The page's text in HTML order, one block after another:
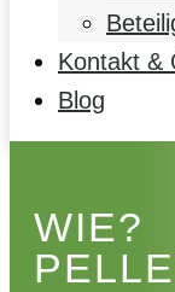
Kontakt &
Blog
WIE?